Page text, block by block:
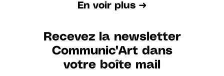
En voir plus ➜
Recevez la newsletter
Communic'Art dans
votre boîte mail